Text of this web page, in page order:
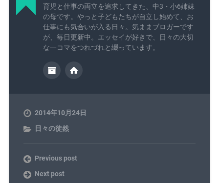
育児と仕事の両立を追求してきた、中3・小6姉妹
の母です。やっと子どもたちが自立し始めて、お
仕事にも気合いが入る日々。気ままブロガーです
が、毎日更新中。エッセイが好きで、日々の大切
な一コマをつれづれと綴っています。
2014年10月24日
日々の徒然
Previous post
Next post